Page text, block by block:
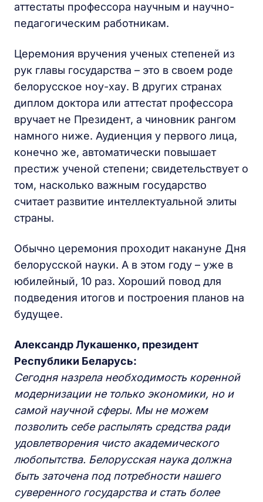
аттестаты профессора научным и научно-
педагогическим работникам.
Церемония вручения ученых степеней из
рук главы государства – это в своем роде
белорусское ноу-хау. В других странах
диплом доктора или аттестат профессора
вручает не Президент, а чиновник рангом
намного ниже. Аудиенция у первого лица,
конечно же, автоматически повышает
престиж ученой степени; свидетельствует о
том, насколько важным государство
считает развитие интеллектуальной элиты
страны.
Обычно церемония проходит накануне Дня
белорусской науки. А в этом году – уже в
юбилейный, 10 раз. Хороший повод для
подведения итогов и построения планов на
будущее.
Александр Лукашенко, президент
Республики Беларусь:
Сегодня назрела необходимость коренной
модернизации не только экономики, но и
самой научной сферы. Мы не можем
позволить себе распылять средства ради
удовлетворения чисто академического
любопытства. Белорусская наука должна
быть заточена под потребности нашего
суверенного государства и стать более